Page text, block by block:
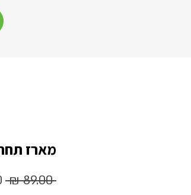
מארז
‏89.00 ‏₪